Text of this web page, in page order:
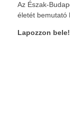
Az Észak-
életét bemutató
Lapozzon bele!